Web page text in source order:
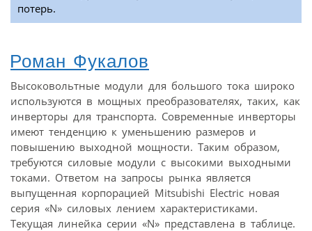
потерь.
Роман Фукалов
Высоковольтные модули для большого тока широко
используются в мощных преобразователях, таких, как
инверторы для транспорта. Современные инверторы
имеют тенденцию к уменьшению размеров и
повышению выходной мощности. Таким образом,
требуются силовые модули с высокими выходными
токами. Ответом на запросы рынка является
выпущенная корпорацией Mitsubishi Electric новая
серия «N» силовых лением характеристиками.
Текущая линейка серии «N» представлена в таблице.